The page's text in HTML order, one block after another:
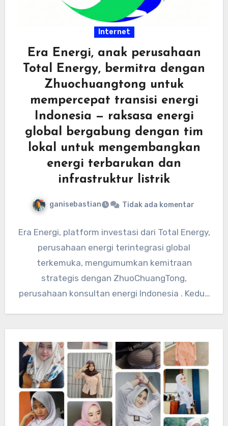
Internet
Era Energi, anak perusahaan
Total Energy, bermitra dengan
Zhuochuangtong untuk
mempercepat transisi energi
Indonesia — raksasa energi
global bergabung dengan tim
lokal untuk mengembangkan
energi terbarukan dan
infrastruktur listrik
ganisebastian Tidak ada komentar
Era Energi, platform investasi dari Total Energy,
perusahaan energi terintegrasi global
terkemuka, mengumumkan kemitraan
strategis dengan ZhuoChuangTong,
perusahaan konsultan energi Indonesia . Kedua